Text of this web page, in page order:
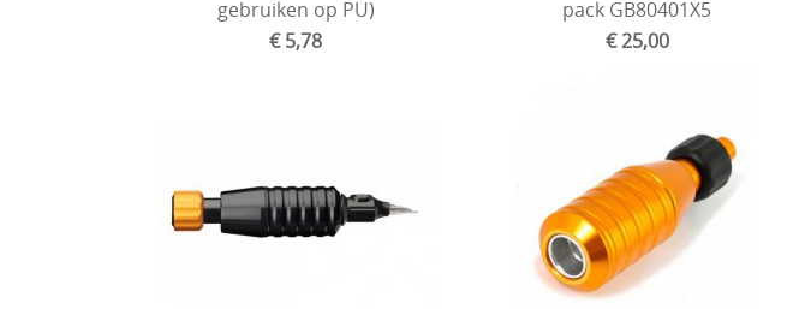
gebruiken op PU)
€ 5,78
pack GB80401X5
€ 25,00